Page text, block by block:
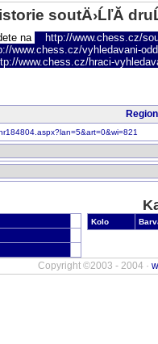
soutÄ›ĹľĂ­
na
http://www.chess.cz/
www.chess.cz/vyhledavani-
www.chess.cz/hraci-
Kolo
Copyright ©2003 - 2004 ·